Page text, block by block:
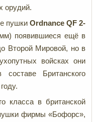
орудий.
пушки Ordnance QF 2-
появившиеся ещё в
Второй Мировой, но в
войсках они
Британского
класса в британской
фирмы «Бофорс»,